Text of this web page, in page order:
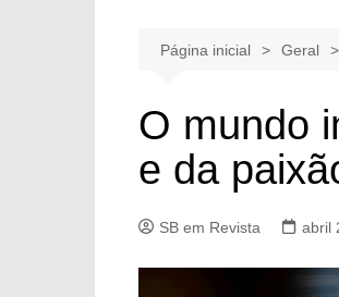
Página inicial Geral
O mundo
e da
SB em Revista abril